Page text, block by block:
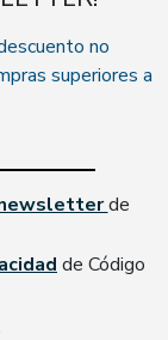
no
superiores a
de
de Código